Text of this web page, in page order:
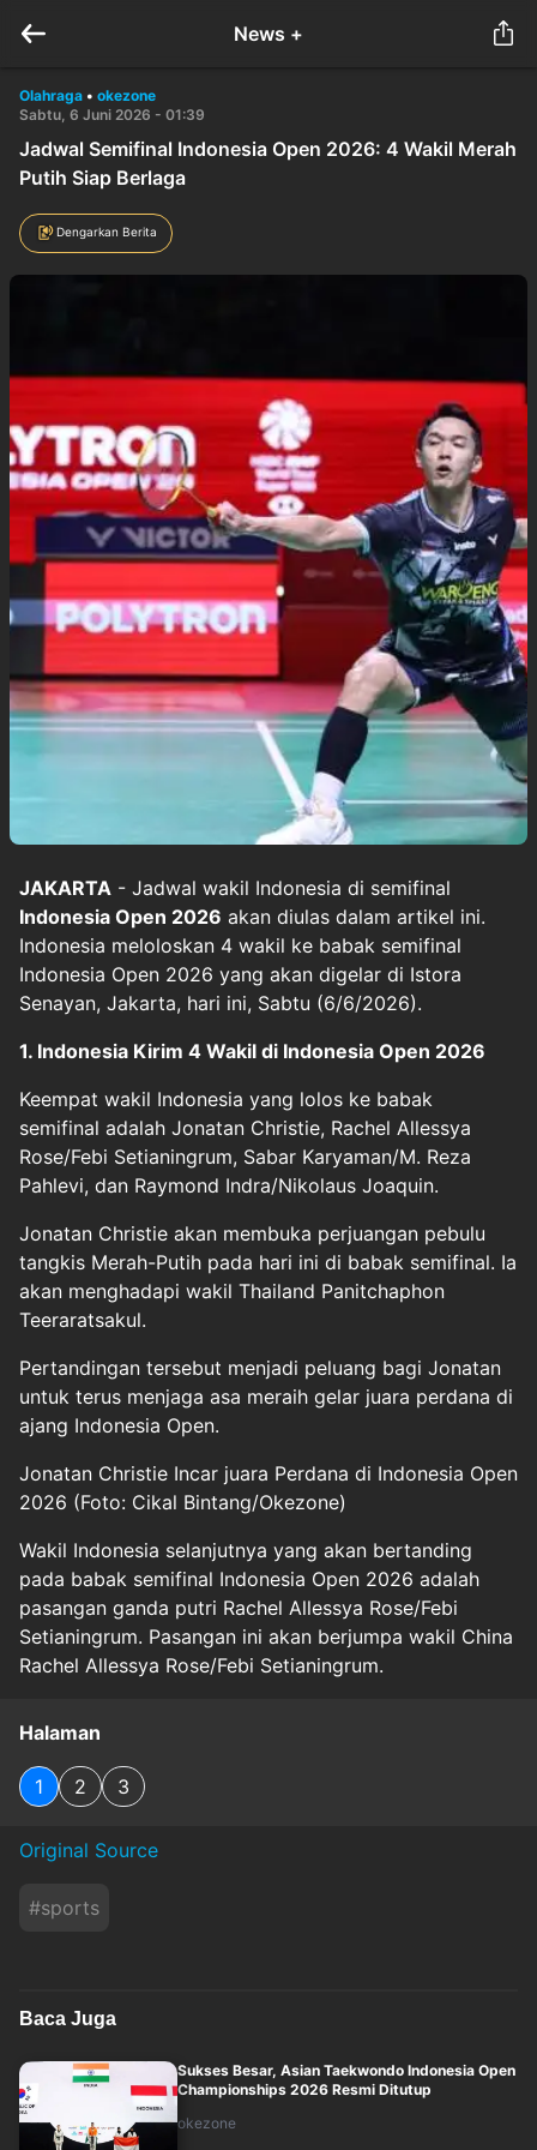
News +
Olahraga • okezone
Sabtu, 6 Juni 2026 - 01:39
Jadwal Semifinal Indonesia Open 2026: 4 Wakil Merah
Putih Siap Berlaga
Dengarkan Berita
JAKARTA - Jadwal wakil Indonesia di semifinal
Indonesia Open 2026 akan diulas dalam artikel ini.
Indonesia meloloskan 4 wakil ke babak semifinal
Indonesia Open 2026 yang akan digelar di Istora
Senayan, Jakarta, hari ini, Sabtu (6/6/2026).
1. Indonesia Kirim 4 Wakil di Indonesia Open 2026
Keempat wakil Indonesia yang lolos ke babak
semifinal adalah Jonatan Christie, Rachel Allessya
Rose/Febi Setianingrum, Sabar Karyaman/M. Reza
Pahlevi, dan Raymond Indra/Nikolaus Joaquin.
Jonatan Christie akan membuka perjuangan pebulu
tangkis Merah-Putih pada hari ini di babak semifinal. Ia
akan menghadapi wakil Thailand Panitchaphon
Teeraratsakul.
Pertandingan tersebut menjadi peluang bagi Jonatan
untuk terus menjaga asa meraih gelar juara perdana di
ajang Indonesia Open.
Jonatan Christie Incar juara Perdana di Indonesia Open
2026 (Foto: Cikal Bintang/Okezone)
Wakil Indonesia selanjutnya yang akan bertanding
pada babak semifinal Indonesia Open 2026 adalah
pasangan ganda putri Rachel Allessya Rose/Febi
Setianingrum. Pasangan ini akan berjumpa wakil China
Rachel Allessya Rose/Febi Setianingrum.
Halaman
1 2 3
Original Source
#sports
Baca Juga
Sukses Besar, Asian Taekwondo Indonesia Open
Championships 2026 Resmi Ditutup
okezone